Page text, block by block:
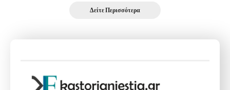
Δείτε Περισσότερα